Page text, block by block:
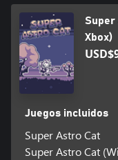
Super
Xbox)
Juegos incluidos
Super Astro Cat
Super Astro Cat